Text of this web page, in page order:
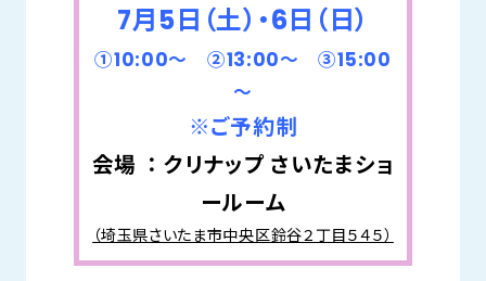
7月5日（土）・6日（日）
①10:00～ ②13:00～ ③15:00
～
※ご予約制
会場 ： クリナップ さいたまショ
ールーム
（埼玉県さいたま市中央区鈴谷２丁目５４５）